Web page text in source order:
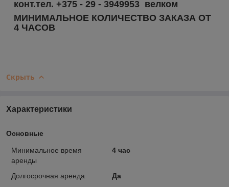
конт.тел. +375 - 29 - 3949953 велком
МИНИМАЛЬНОЕ КОЛИЧЕСТВО ЗАКАЗА ОТ
4 ЧАСОВ
Скрыть
Характеристики
Основные
Минимальное время
аренды
4 час
Долгосрочная аренда Да